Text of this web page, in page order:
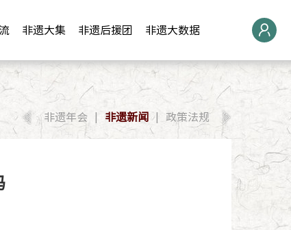
非遗大集 非遗后援团 非遗大数据
非遗年会 非遗新闻 政策法规